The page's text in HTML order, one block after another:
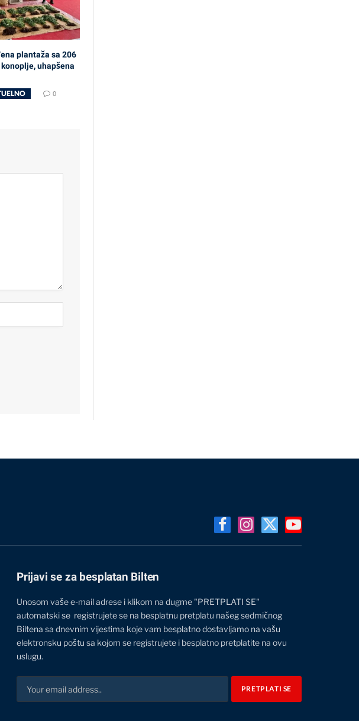
plantaža sa 206
uhapšena
0
FacebookInstagram
X
(Twitter)
YouTube
Prijavi se za besplatan Bilten
Unosom vaše e-mail adrese i klikom na dugme "PRETPLATI SE"
automatski se registrujete se na besplatnu pretplatu našeg sedmičnog
Biltena sa dnevnim vijestima koje vam besplatno dostavljamo na vašu
elektronsku poštu sa kojom se registrujete i besplatno pretplatite na ovu
uslugu.